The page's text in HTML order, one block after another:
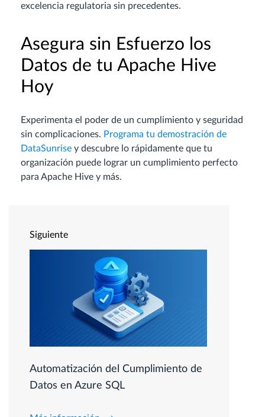
excelencia regulatoria sin precedentes.
Asegura sin Esfuerzo los
Datos de tu Apache Hive
Hoy
Experimenta el poder de un cumplimiento y seguridad
sin complicaciones. Programa tu demostración de
DataSunrise y descubre lo rápidamente que tu
organización puede lograr un cumplimiento perfecto
para Apache Hive y más.
Siguiente
Automatización del Cumplimiento de
Datos en Azure SQL